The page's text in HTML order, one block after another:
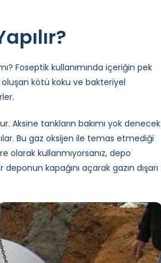
Foseptik kullanımında içeriğin pek
kötü koku ve bakteriyel
Aksine tankların bakımı yok denecek
Bu gaz oksijen ile temas etmediği
olarak kullanmıyorsanız, depo
kapağını açarak gazın dışarı